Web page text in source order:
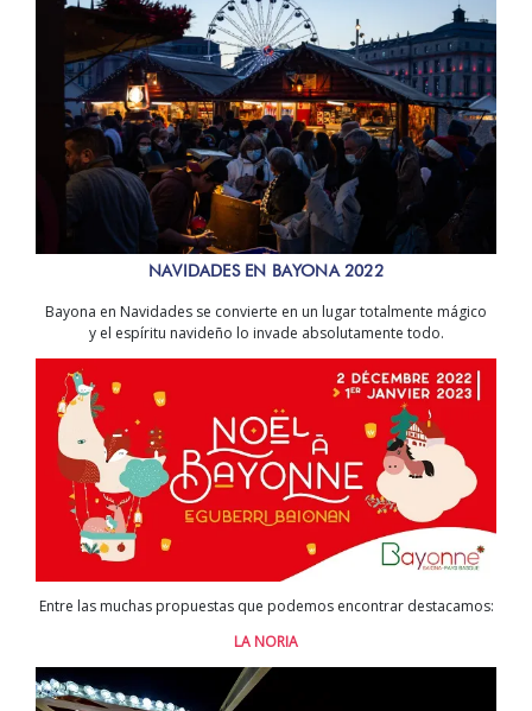
NAVIDADES EN BAYONA 2022
Bayona en Navidades se convierte en un lugar totalmente mágico
y el espíritu navideño lo invade absolutamente todo.
Entre las muchas propuestas que podemos encontrar destacamos:
LA NORIA